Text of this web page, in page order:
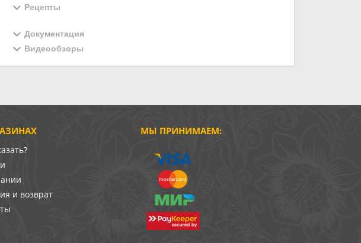
Рецепты
Документация
Видеообзоры
и возврат
МЫ ПРИНИМАЕМ: